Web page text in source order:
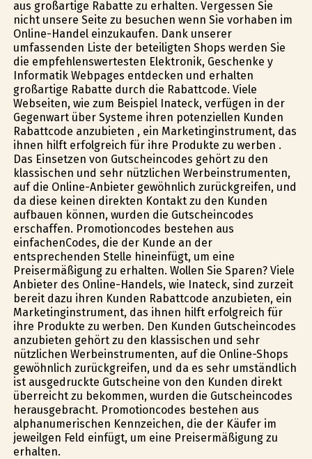
aus großartige Rabatte zu erhalten. Vergessen Sie
nicht unsere Seite zu besuchen wenn Sie vorhaben im
Online-Handel einzukaufen. Dank unserer
umfassenden Liste der beteiligten Shops werden Sie
die empfehlenswertesten Elektronik, Geschenke y
Informatik Webpages entdecken und erhalten
großartige Rabatte durch die Rabattcode. Viele
Webseiten, wie zum Beispiel Inateck, verfügen in der
Gegenwart über Systeme ihren potenziellen Kunden
Rabattcode anzubieten , ein Marketinginstrument, das
ihnen hilft erfolgreich für ihre Produkte zu werben .
Das Einsetzen von Gutscheincodes gehört zu den
klassischen und sehr nützlichen Werbeinstrumenten,
auf die Online-Anbieter gewöhnlich zurückgreifen, und
da diese keinen direkten Kontakt zu den Kunden
aufbauen können, wurden die Gutscheincodes
erschaffen. Promotioncodes bestehen aus
einfachenCodes, die der Kunde an der
entsprechenden Stelle hineinfügt, um eine
Preisermäßigung zu erhalten. Wollen Sie Sparen? Viele
Anbieter des Online-Handels, wie Inateck, sind zurzeit
bereit dazu ihren Kunden Rabattcode anzubieten, ein
Marketinginstrument, das ihnen hilft erfolgreich für
ihre Produkte zu werben. Den Kunden Gutscheincodes
anzubieten gehört zu den klassischen und sehr
nützlichen Werbeinstrumenten, auf die Online-Shops
gewöhnlich zurückgreifen, und da es sehr umständlich
ist ausgedruckte Gutscheine von den Kunden direkt
überreicht zu bekommen, wurden die Gutscheincodes
herausgebracht. Promotioncodes bestehen aus
alphanumerischen Kennzeichen, die der Käufer im
jeweilgen Feld einfügt, um eine Preisermäßigung zu
erhalten.